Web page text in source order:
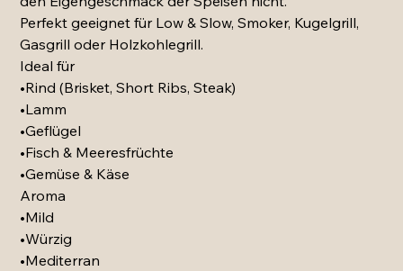
Perfekt geeignet für Low & Slow, Smoker, Kugelgrill,
Gasgrill oder Holzkohlegrill.
Ideal für
•Rind (Brisket, Short Ribs, Steak)
•Lamm
•Geflügel
•Fisch & Meeresfrüchte
•Gemüse & Käse
Aroma
•Mild
•Würzig
•Mediterran